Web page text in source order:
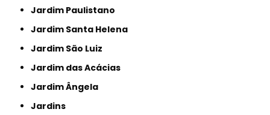
Jardim Paulistano
Jardim Santa Helena
Jardim São Luiz
Jardim das Acácias
Jardim Ângela
Jardins